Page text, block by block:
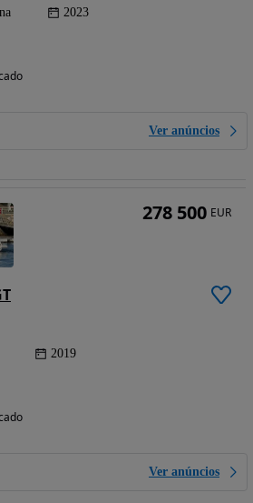
2023
Ver anúncios
2019
Ver anúncios
278 500 EUR